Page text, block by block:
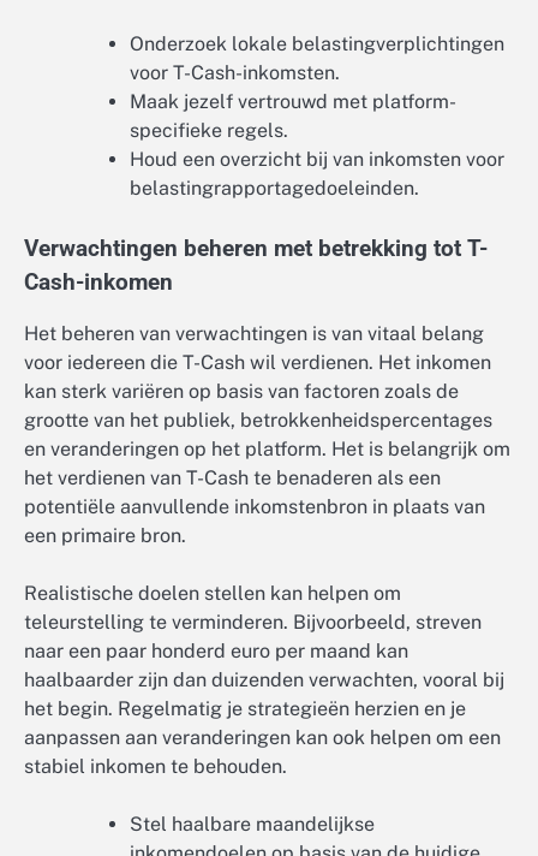
Onderzoek lokale belastingverplichtingen
voor T-Cash-inkomsten.
Maak jezelf vertrouwd met platform-
specifieke regels.
Houd een overzicht bij van inkomsten voor
belastingrapportagedoeleinden.
Verwachtingen beheren met betrekking tot T-
Cash-inkomen
Het beheren van verwachtingen is van vitaal belang
voor iedereen die T-Cash wil verdienen. Het inkomen
kan sterk variëren op basis van factoren zoals de
grootte van het publiek, betrokkenheidspercentages
en veranderingen op het platform. Het is belangrijk om
het verdienen van T-Cash te benaderen als een
potentiële aanvullende inkomstenbron in plaats van
een primaire bron.
Realistische doelen stellen kan helpen om
teleurstelling te verminderen. Bijvoorbeeld, streven
naar een paar honderd euro per maand kan
haalbaarder zijn dan duizenden verwachten, vooral bij
het begin. Regelmatig je strategieën herzien en je
aanpassen aan veranderingen kan ook helpen om een
stabiel inkomen te behouden.
Stel haalbare maandelijkse